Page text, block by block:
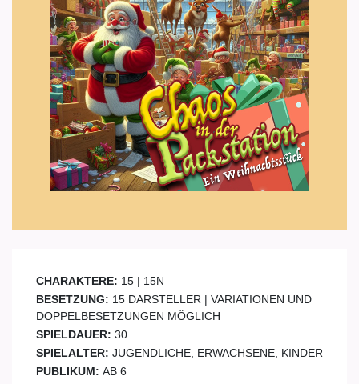
CHARAKTERE: 15 | 15N
BESETZUNG: 15 DARSTELLER | VARIATIONEN UND
DOPPELBESETZUNGEN MÖGLICH
SPIELDAUER: 30
SPIELALTER: JUGENDLICHE, ERWACHSENE, KINDER
PUBLIKUM: AB 6